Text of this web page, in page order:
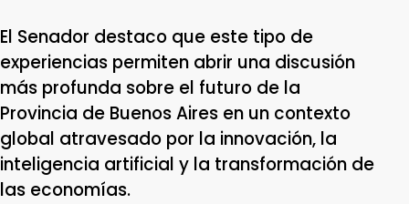
El Senador destaco que este tipo de
experiencias permiten abrir una discusión
más profunda sobre el futuro de la
Provincia de Buenos Aires en un contexto
global atravesado por la innovación, la
inteligencia artificial y la transformación de
las economías.